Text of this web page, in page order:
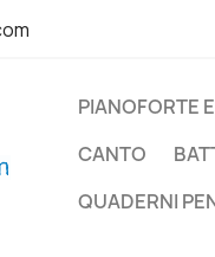
PIANOFORTE
CANTO
QUADERNI